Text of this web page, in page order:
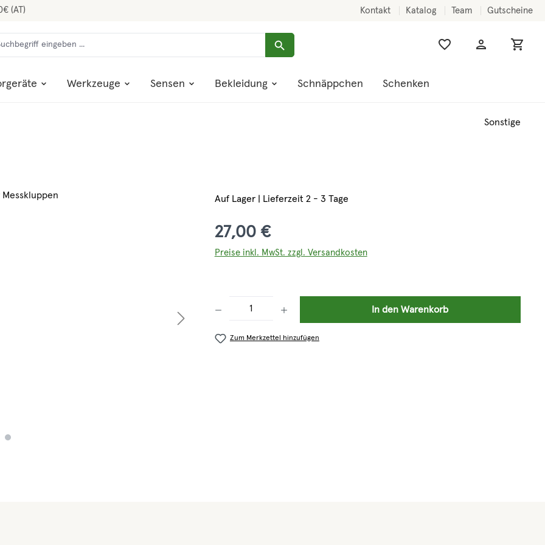
(AT) Kontakt Katalog Team Gutscheine
Werkzeuge Sensen Bekleidung Schnäppchen Schenken
Sonstige
Auf Lager | Lieferzeit 2 - 3 Tage
27,00 €
Preise inkl. MwSt. zzgl. Versandkosten
In den Warenkorb
Zum Merkzettel hinzufügen